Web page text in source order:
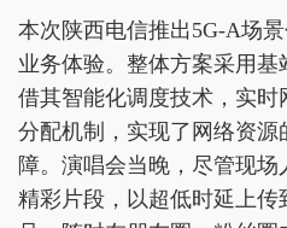
本次陕西电信推出5G-A场
业务体验。整体方案采用
借其智能化调度技术，实
分配机制，实现了网络资源
障。演唱会当晚，尽管现
精彩片段，以超低时延上